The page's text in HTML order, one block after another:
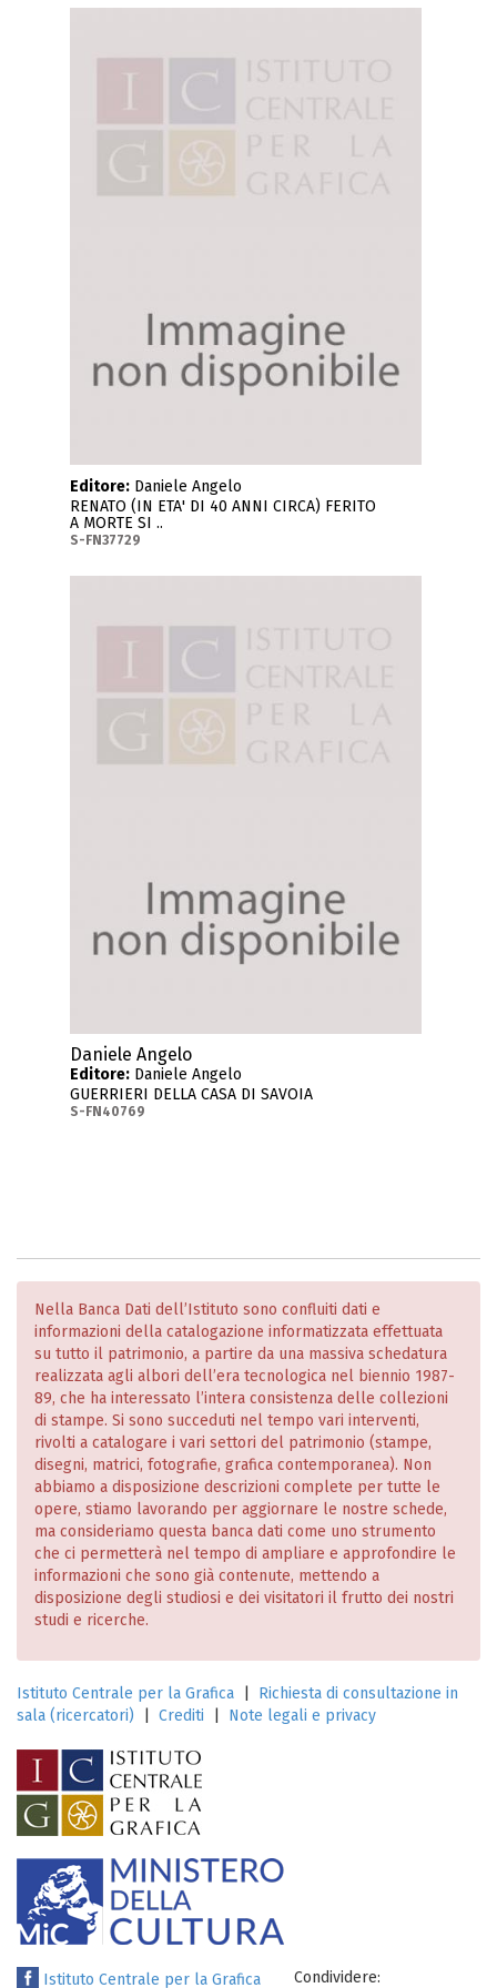
Editore: Daniele Angelo
RENATO (IN ETA' DI 40 ANNI CIRCA) FERITO
A MORTE SI ..
S-FN37729
Daniele Angelo
Editore: Daniele Angelo
GUERRIERI DELLA CASA DI SAVOIA
S-FN40769
Nella Banca Dati dell’Istituto sono confluiti dati e
informazioni della catalogazione informatizzata effettuata
su tutto il patrimonio, a partire da una massiva schedatura
realizzata agli albori dell’era tecnologica nel biennio 1987-
89, che ha interessato l’intera consistenza delle collezioni
di stampe. Si sono succeduti nel tempo vari interventi,
rivolti a catalogare i vari settori del patrimonio (stampe,
disegni, matrici, fotografie, grafica contemporanea). Non
abbiamo a disposizione descrizioni complete per tutte le
opere, stiamo lavorando per aggiornare le nostre schede,
ma consideriamo questa banca dati come uno strumento
che ci permetterà nel tempo di ampliare e approfondire le
informazioni che sono già contenute, mettendo a
disposizione degli studiosi e dei visitatori il frutto dei nostri
studi e ricerche.
Istituto Centrale per la Grafica
Richiesta di consultazione in
sala (ricercatori)
Crediti Note legali e privacy
Istituto Centrale per la Grafica
Condividere: